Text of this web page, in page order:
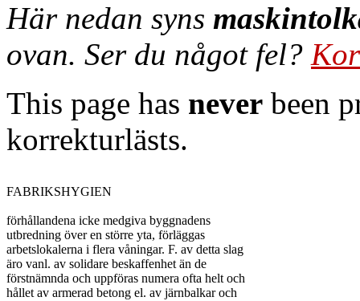
Här nedan syns
ovan. Ser du något fel?
This page has never been
korrekturlästs.
FABRIKSHYGIEN
förhållandena icke medgiva byggnadens
utbredning över en större yta, förläggas
arbetslokalerna i flera våningar. F. av detta slag
äro vanl. av solidare beskaffenhet än de
förstnämnda och uppföras numera ofta helt och
hållet av armerad betong el. av järnbalkar och